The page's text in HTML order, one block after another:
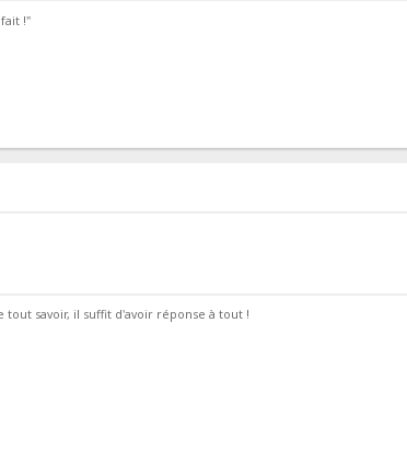
!"
tout savoir, il suffit d'avoir réponse à tout !